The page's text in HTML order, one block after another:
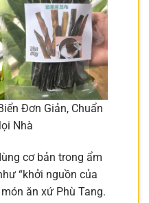
Đơn Giản, Chuẩn
Nhà
cơ bản trong ẩm
“khởi nguồn của
ăn xứ Phù Tang.